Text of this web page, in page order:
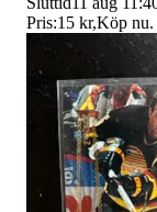
Pris:15 kr,Köp nu.